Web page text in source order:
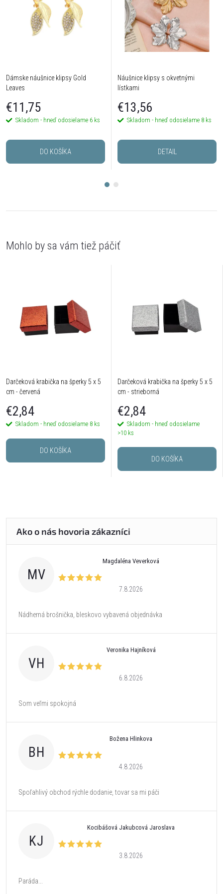
Dámske náušnice klipsy Gold
Leaves
€11,75
Skladom - hneď odosielame 6 ks
DO KOŠÍKA
Náušnice klipsy s okvetnými
lístkami
€13,56
Skladom - hneď odosielame 8 ks
DETAIL
Darčeková krabička na šperky 5 x 5
cm - červená
€2,84
Skladom - hneď odosielame 8 ks
DO KOŠÍKA
Darčeková krabička na šperky 5 x 5
cm - strieborná
€2,84
Skladom - hneď odosielame
>10 ks
DO KOŠÍKA
MV
Magdaléna Veverková
7.8.2026
Nádherná brošnička, bleskovo vybavená objednávka
VH
Veronika Hajníková
6.8.2026
Som veľmi spokojná
BH
Božena Hlinkova
4.8.2026
Spoľahlivý obchod rýchle dodanie, tovar sa mi páči
KJ
Kocibášová Jakubcová Jaroslava
3.8.2026
Paráda...